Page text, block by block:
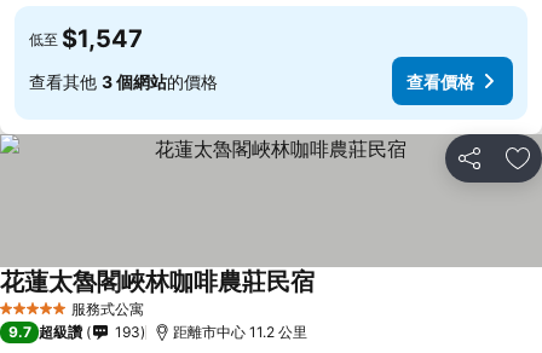
低至 $1,547
查看其他 3 個網站的價格 查看價格
分享 加
5 星級 服務式公寓
花蓮太魯閣峽林咖啡農莊民宿
9.7 超級讚 193 距離市中心 11.2 公里